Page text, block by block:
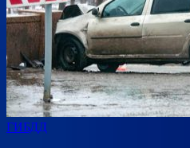
ГИБДД